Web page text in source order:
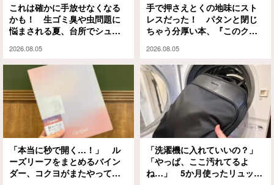
これは確かに手放せなくなる
かも！ 生ゴミ臭や虫問題に
悩まされる夏、台所でシュッ
2026.08.05
手で押さえとくの地味にスト
レスだった！ パタンと閉じ
ちゃう分厚い本、『このクリ
2026.08.05
「本当に秒で開く…！」 ル
ーズリーフをまとめるバイン
ダー、コクヨがまたやってく
「洗濯機に入れていいの？」
「やっぱ、ここ汚れてるよ
ね…」 5か月使ったリュック